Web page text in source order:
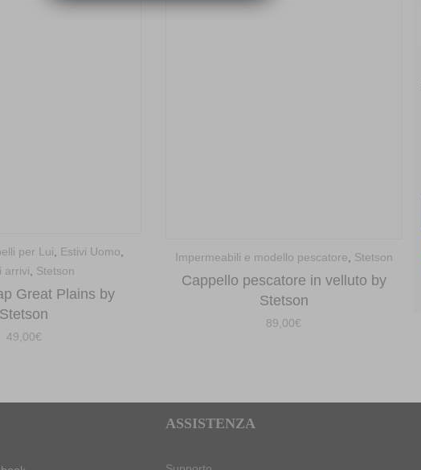
per Lui, Estivi Uomo,
arrivi, Stetson
Great Plains by
Stetson
49,00€
Impermeabili e modello pescatore Stetson
Cappello pescatore in velluto by
Stetson
89,00€
ASSISTENZA